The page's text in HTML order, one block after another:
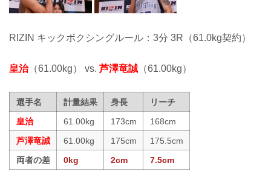
RIZIN キックボクシングルール：3分 3R（61.0kg契約）
皇治（61.00kg） vs. 芦澤竜誠 （61.00kg）
選手名 計量結果 身長
リーチ
皇治
61.00kg 173cm
168cm
芦澤竜誠
61.00kg 175cm
175.5cm
両者の差
0kg 2cm 7.5cm